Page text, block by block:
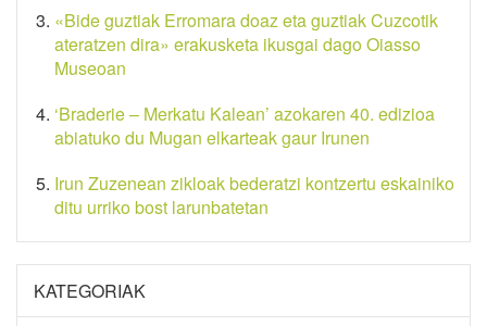
«Bide guztiak Erromara doaz eta guztiak Cuzcotik
ateratzen dira» erakusketa ikusgai dago Oiasso
Museoan
‘Braderie – Merkatu Kalean’ azokaren 40. edizioa
abiatuko du Mugan elkarteak gaur Irunen
Irun Zuzenean zikloak bederatzi kontzertu eskainiko
ditu urriko bost larunbatetan
KATEGORIAK